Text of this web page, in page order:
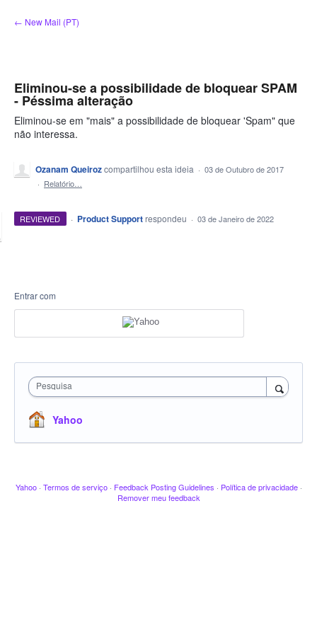
para
← New Mail (PT)
Eliminou-se a possibilidade de bloquear SPAM
- Péssima alteração
Eliminou-se em "mais" a possibilidade de bloquear 'Spam" que
não interessa.
Ozanam Queirozcompartilhou esta ideia · 03 de Outubro de 2017
· Relatório…
REVIEWED · Product Support respondeu · 03 de Janeiro de 2022
Entrar com
Pesquisa
Yahoo
Yahoo · Termos de serviço · Feedback Posting Guidelines · Política de privacidade ·
Remover meu feedback